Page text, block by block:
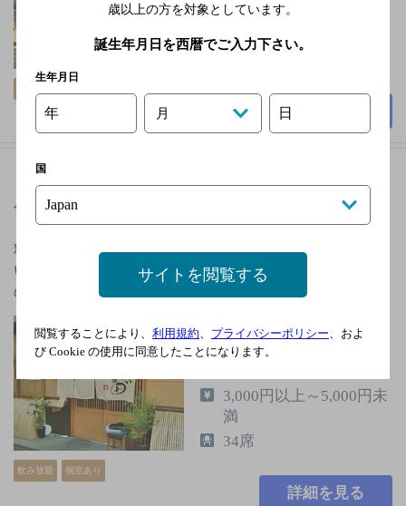
5,000円以上～7,000円未
満
詳細を見る
居食家 なか田゛
料理自慢の和食居酒屋。お客様に楽しく飲んで食べて
いただくということをモットーに、季節のおいしいも
のやお酒の仕入に気をつか…
飲み放題 個室あり
山陽本線倉敷駅南口よ
り徒歩7分
3,000円以上～5,000円未
満
34席
詳細を見る
歳以上の方を対象としています。
誕生年月日を西暦でご入力下さい。
生年月日
年 月 日
国
サイトを閲覧する
閲覧することにより、 利用規約 プライバシーポリシー 、およ
び Cookie の使用に同意したことになります。